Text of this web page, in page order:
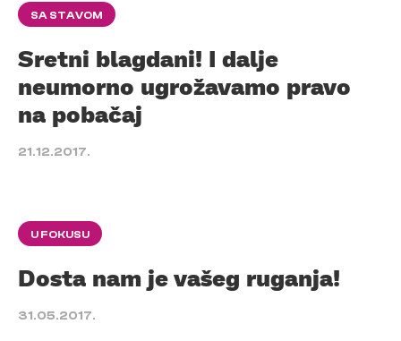
SA STAVOM
Sretni blagdani! I dalje
neumorno ugrožavamo pravo
na pobačaj
21.12.2017.
U FOKUSU
Dosta nam je vašeg ruganja!
31.05.2017.